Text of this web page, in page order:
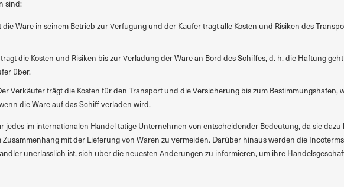
sind:
die Ware in seinem Betrieb zur Verfügung und der Käufer trägt alle Kosten und Risiken des
die Kosten und Risiken bis zur Verladung der Ware an Bord des Schiffes, d. h. die Haftung
über.
Verkäufer trägt die Kosten für den Transport und die Versicherung bis zum Bestimmungshafen,
die Ware auf das Schiff verladen wird.
jedes im internationalen Handel tätige Unternehmen von entscheidender Bedeutung, da sie dazu
mit der Lieferung von Waren zu vermeiden. Darüber hinaus werden die Incoterms
unerlässlich ist, sich über die neuesten Änderungen zu informieren, um ihre